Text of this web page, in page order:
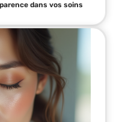
dans vos soins